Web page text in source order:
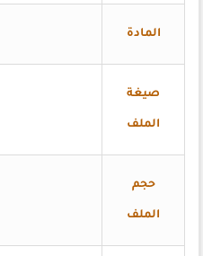
المادة
صيغة
الملف
حجم
الملف